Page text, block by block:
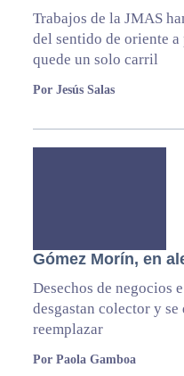
Trabajos de la JMAS
del sentido de oriente a
quede un solo carril
Por Jesús Salas
Gómez Morín, en
Desechos de negocios
desgastan colector y se
reemplazar
Por Paola Gamboa